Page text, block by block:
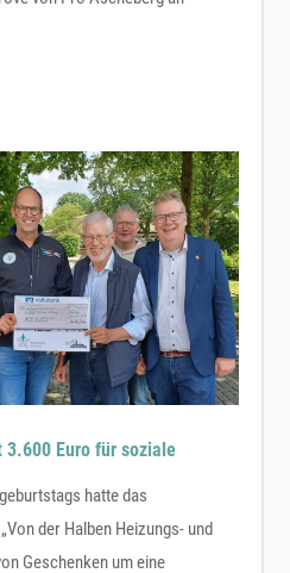
Euro für soziale
hatte das
der Halben Heizungs- und
Geschenken um eine